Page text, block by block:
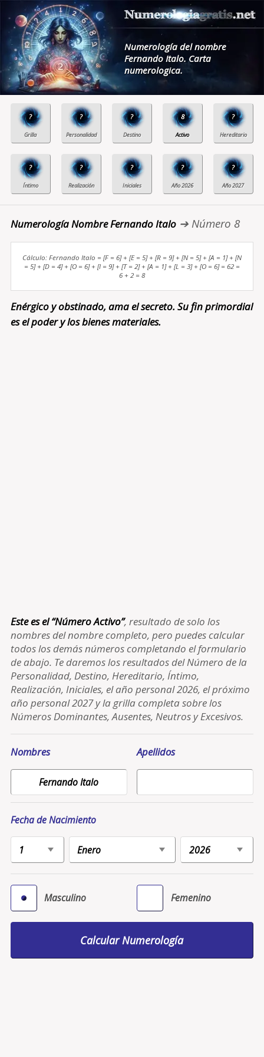
Numerología del nombre
Fernando Italo. Carta
numerologica.
? ? ? 8 ?
? ? ? ? ?
Numerología Nombre Fernando Italo➔ Número 8
Cálculo: Fernando Italo = [F = 6] + [E = 5] + [R = 9] + [N = 5] + [A = 1] + [N
= 5] + [D = 4] + [O = 6] + [I = 9] + [T = 2] + [A = 1] + [L = 3] + [O = 6] = 62 =
6 + 2 = 8
Enérgico y obstinado, ama el secreto. Su fin primordial
es el poder y los bienes materiales.
Este es el “Número Activo”, resultado de solo los
nombres del nombre completo, pero puedes calcular
todos los demás números completando el formulario
de abajo. Te daremos los resultados del Número de la
Personalidad, Destino, Hereditario, Íntimo,
Realización, Iniciales, el año personal 2026, el próximo
año personal 2027 y la grilla completa sobre los
Números Dominantes, Ausentes, Neutros y Excesivos.
Nombres Apellidos
Fecha de Nacimiento
Masculino Femenino